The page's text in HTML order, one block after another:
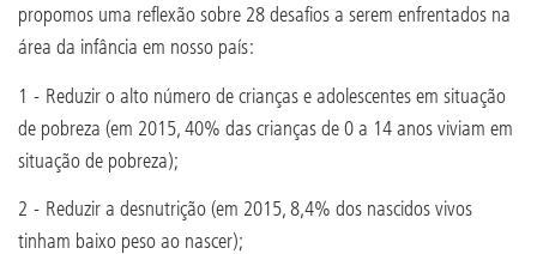
propomos uma reflexão sobre 28 desafios a serem enfrentados na
área da infância em nosso país:
1 - Reduzir o alto número de crianças e adolescentes em situação
de pobreza (em 2015, 40% das crianças de 0 a 14 anos viviam em
situação de pobreza);
2 - Reduzir a desnutrição (em 2015, 8,4% dos nascidos vivos
tinham baixo peso ao nascer);